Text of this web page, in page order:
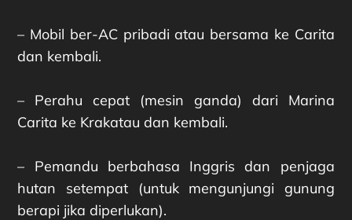
– Mobil ber-AC pribadi atau bersama ke Carita
dan kembali.
– Perahu cepat (mesin ganda) dari Marina
Carita ke Krakatau dan kembali.
– Pemandu berbahasa Inggris dan penjaga
hutan setempat (untuk mengunjungi gunung
berapi jika diperlukan).